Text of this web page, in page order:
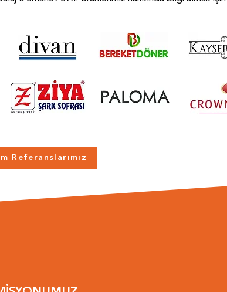
Referanslarımız